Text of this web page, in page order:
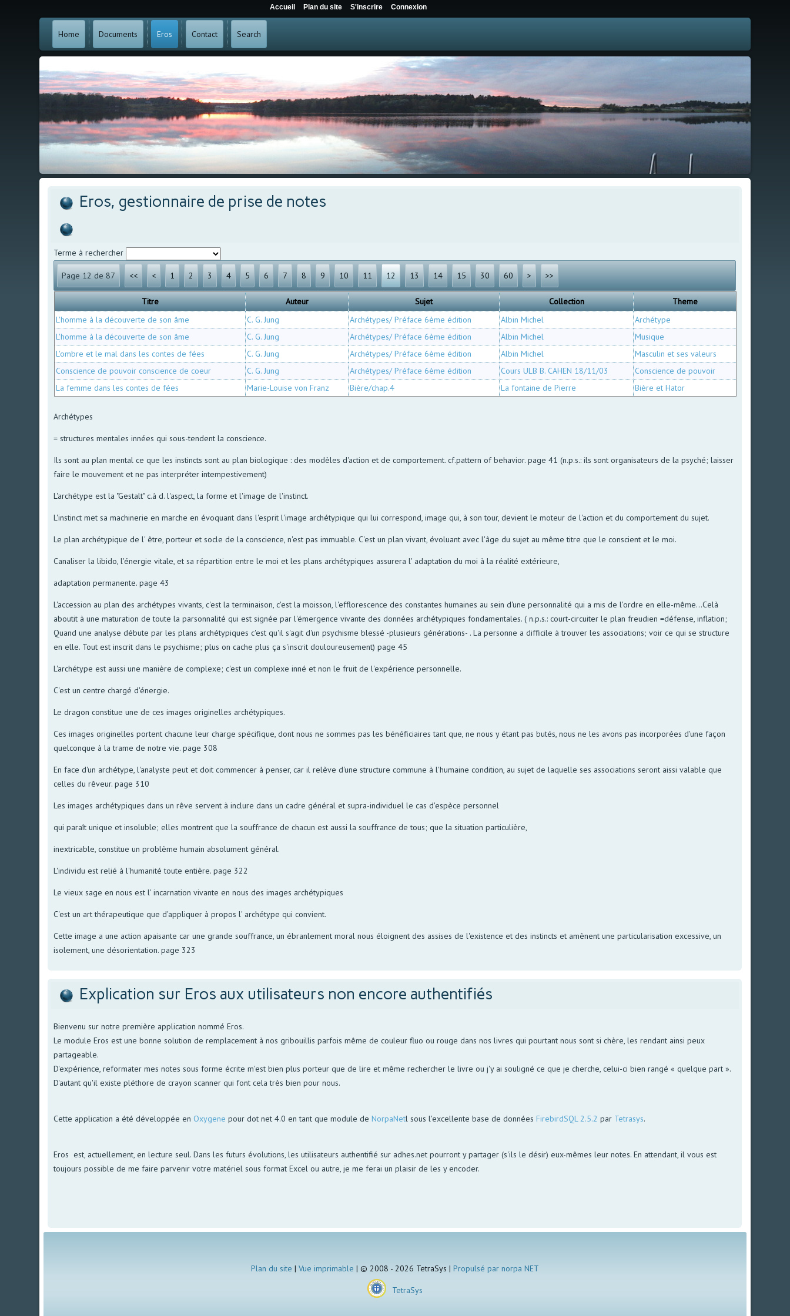
Home Documents Eros Contact Search
Eros, gestionnaire de prise de notes
Terme à rechercher
Page 12 de 87 << < 1 2 3 4 5 6 7 8 9 10 11 12 13 14 15 30 60 > >>
Titre Auteur Sujet Collection
Theme
L'homme à la découverte de son âme
C. G. Jung Archétypes/ Préface 6ème édition Albin Michel
Archétype
L'homme à la découverte de son âme
C. G. Jung Archétypes/ Préface 6ème édition Albin Michel
Musique
L'ombre et le mal dans les contes de fées
C. G. Jung Archétypes/ Préface 6ème édition Albin Michel
Masculin et ses valeurs
Conscience de pouvoir conscience de coeur
C. G. Jung Archétypes/ Préface 6ème édition Cours ULB B. CAHEN 18/11/03
Conscience de pouvoir
La femme dans les contes de fées
Marie-Louise von Franz Bière/chap.4 La fontaine de Pierre Bière et Hator
Archétypes
= structures mentales innées qui sous-tendent la conscience.
Ils sont au plan mental ce que les instincts sont au plan biologique : des modèles d'action et de comportement. cf.pattern of behavior. page 41 (n.p.s.: ils sont organisateurs de la psyché; laisser
faire le mouvement et ne pas interpréter intempestivement)
L'archétype est la "Gestalt" c.à d. l'aspect, la forme et l'image de l'instinct.
L'instinct met sa machinerie en marche en évoquant dans l'esprit l'image archétypique qui lui correspond, image qui, à son tour, devient le moteur de l'action et du comportement du sujet.
Le plan archétypique de l' être, porteur et socle de la conscience, n'est pas immuable. C'est un plan vivant, évoluant avec l'âge du sujet au même titre que le conscient et le moi.
Canaliser la libido, l'énergie vitale, et sa répartition entre le moi et les plans archétypiques assurera l' adaptation du moi à la réalité extérieure,
adaptation permanente. page 43
L'accession au plan des archétypes vivants, c'est la terminaison, c'est la moisson, l'efflorescence des constantes humaines au sein d'une personnalité qui a mis de l'ordre en elle-même...Celà
aboutit à une maturation de toute la parsonnalité qui est signée par l'émergence vivante des données archétypiques fondamentales. ( n.p.s.: court-circuiter le plan freudien =défense, inflation;
Quand une analyse débute par les plans archétypiques c'est qu'il s'agit d'un psychisme blessé -plusieurs générations- . La personne a difficile à trouver les associations; voir ce qui se structure
en elle. Tout est inscrit dans le psychisme; plus on cache plus ça s'inscrit douloureusement) page 45
L'archétype est aussi une manière de complexe; c'est un complexe inné et non le fruit de l'expérience personnelle.
C'est un centre chargé d'énergie.
Le dragon constitue une de ces images originelles archétypiques.
Ces images originelles portent chacune leur charge spécifique, dont nous ne sommes pas les bénéficiaires tant que, ne nous y étant pas butés, nous ne les avons pas incorporées d'une façon
quelconque à la trame de notre vie. page 308
En face d'un archétype, l'analyste peut et doit commencer à penser, car il relève d'une structure commune à l'humaine condition, au sujet de laquelle ses associations seront aissi valable que
celles du rêveur. page 310
Les images archétypiques dans un rêve servent à inclure dans un cadre général et supra-individuel le cas d'espèce personnel
qui paraît unique et insoluble; elles montrent que la souffrance de chacun est aussi la souffrance de tous; que la situation particulière,
inextricable, constitue un problème humain absolument général.
L'individu est relié à l'humanité toute entière. page 322
Le vieux sage en nous est l' incarnation vivante en nous des images archétypiques
C'est un art thérapeutique que d'appliquer à propos l' archétype qui convient.
Cette image a une action apaisante car une grande souffrance, un ébranlement moral nous éloignent des assises de l'existence et des instincts et amènent une particularisation excessive, un
isolement, une désorientation. page 323
Explication sur Eros aux utilisateurs non encore authentifiés
Bienvenu sur notre première application nommé Eros.
Le module Eros est une bonne solution de remplacement à nos gribouillis parfois même de couleur fluo ou rouge dans nos livres qui pourtant nous sont si chère, les rendant ainsi peux
partageable.
D'expérience, reformater mes notes sous forme écrite m'est bien plus porteur que de lire et même rechercher le livre ou j'y ai souligné ce que je cherche, celui-ci bien rangé « quelque part ».
D'autant qu'il existe pléthore de crayon scanner qui font cela très bien pour nous.
Cette application a été développée en Oxygene pour dot net 4.0 en tant que module deNorpaNetl sous l'excellente base de donnéesFirebirdSQL 2.5.2 par Tetrasys.
Eros est, actuellement, en lecture seul. Dans les futurs évolutions, les utilisateurs authentifié sur adhes.net pourront y partager (s'ils le désir) eux-mêmes leur notes. En attendant, il vous est
toujours possible de me faire parvenir votre matériel sous format Excel ou autre, je me ferai un plaisir de les y encoder.
Plan du site | Vue imprimable | © 2008 - 2026 TetraSys | Propulsé par norpa NET
TetraSys
Accueil Plan du site S'inscrire Connexion